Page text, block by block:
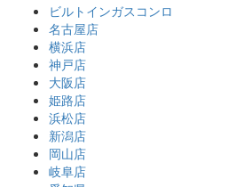
ビルトインガスコンロ
名古屋店
横浜店
神戸店
大阪店
姫路店
浜松店
新潟店
岡山店
岐阜店